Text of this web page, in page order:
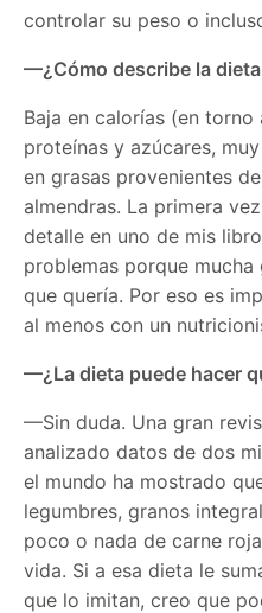
controlar su peso o
—¿Cómo describe la
Baja en calorías (en torno
proteínas y azúcares,
en grasas provenientes
almendras. La primera
detalle en uno de mis
problemas porque
que quería. Por eso es
al menos con un
—¿La dieta puede hacer
—Sin duda. Una gran
analizado datos de dos
el mundo ha mostrado
legumbres, granos
poco o nada de carne
vida. Si a esa dieta le
que lo imitan, creo que